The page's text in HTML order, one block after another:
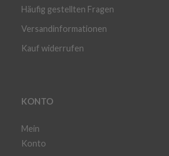
Häufig gestellten Fragen
Versandinformationen
Kauf widerrufen
KONTO
Mein
Konto